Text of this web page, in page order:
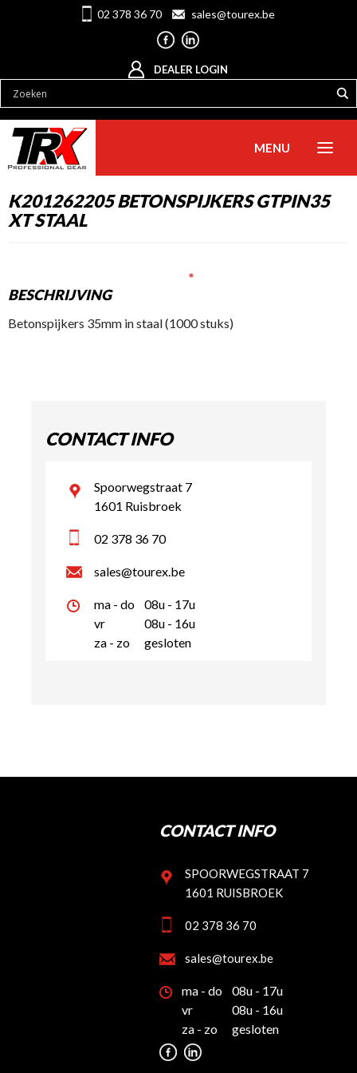
02 378 36 70 sales@tourex.be
DEALER LOGIN
MENU
K201262205 BETONSPIJKERS GTPIN35
XT STAAL
BESCHRIJVING
Betonspijkers 35mm in staal (1000 stuks)
CONTACT INFO
Spoorwegstraat 7
1601 Ruisbroek
02 378 36 70
sales@tourex.be
ma - do
08u - 17u
vr
08u - 16u
za - zo
gesloten
CONTACT INFO
SPOORWEGSTRAAT 7
1601 RUISBROEK
02 378 36 70
sales@tourex.be
ma - do
08u - 17u
vr
08u - 16u
za - zo
gesloten